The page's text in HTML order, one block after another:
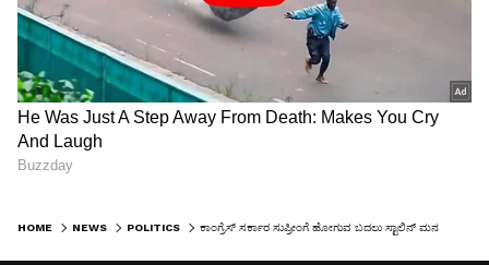
HOME NEWS POLITICS